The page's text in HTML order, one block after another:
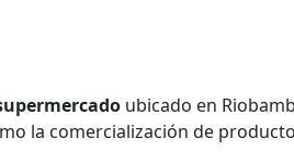
ubicado en
la comercialización de